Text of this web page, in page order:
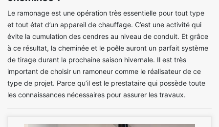
Le ramonage est une opération très essentielle pour tout type
et tout état d’un appareil de chauffage. C’est une activité qui
évite la cumulation des cendres au niveau de conduit. Et grâce
à ce résultat, la cheminée et le poêle auront un parfait système
de tirage durant la prochaine saison hivernale. Il est très
important de choisir un ramoneur comme le réalisateur de ce
type de projet. Parce qu’il est le prestataire qui possède toute
les connaissances nécessaires pour assurer les travaux.